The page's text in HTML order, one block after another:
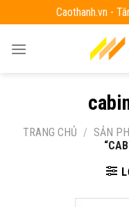
to
content
Caothanh.vn -
TRANG CHỦ / SẢN